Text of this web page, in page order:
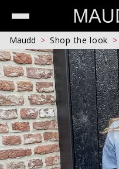
Maudd Shop the look